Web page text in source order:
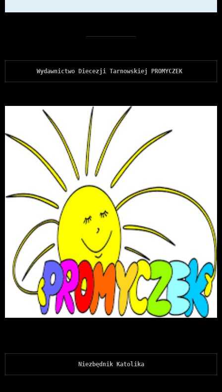
Wydawnictwo Diecezji Tarnowskiej PROMYCZEK
Niezbędnik Katolika